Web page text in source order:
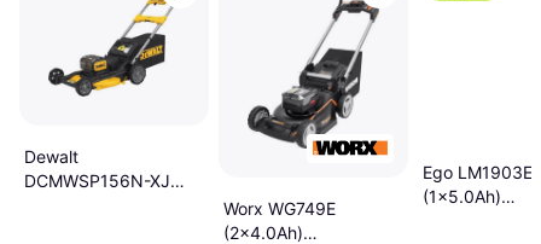
Dewalt
DCMWSP156N-XJ
Worx WG749E
(2x4.0Ah)
Ego
(1x5.0Ah)